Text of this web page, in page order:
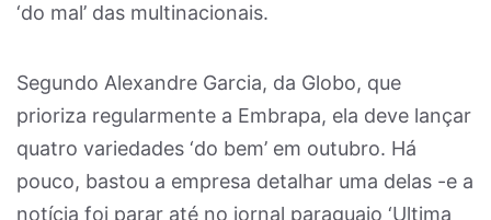
‘do mal’ das multinacionais.
Segundo Alexandre Garcia, da Globo, que
prioriza regularmente a Embrapa, ela deve lançar
quatro variedades ‘do bem’ em outubro. Há
pouco, bastou a empresa detalhar uma delas -e a
notícia foi parar até no jornal paraguaio ‘Ultima